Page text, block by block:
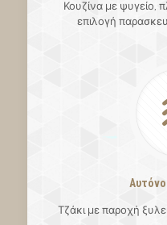
Κουζίνα με ψυγείο,
επιλογή
Τζάκι με παροχή